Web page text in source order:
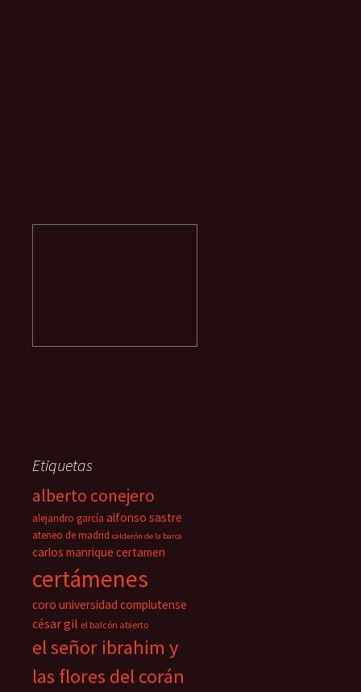
Etiquetas
alberto conejero
alejandro garcía alfonso sastre
ateneo de madrid calderón de la barca
carlos manrique certamen
certámenes
coro universidad complutense
césar gil el balcón abierto
el señor ibrahim y
las flores del corán